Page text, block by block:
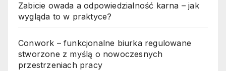
Zabicie owada a odpowiedzialność karna – jak
wygląda to w praktyce?
Conwork – funkcjonalne biurka regulowane
stworzone z myślą o nowoczesnych
przestrzeniach pracy